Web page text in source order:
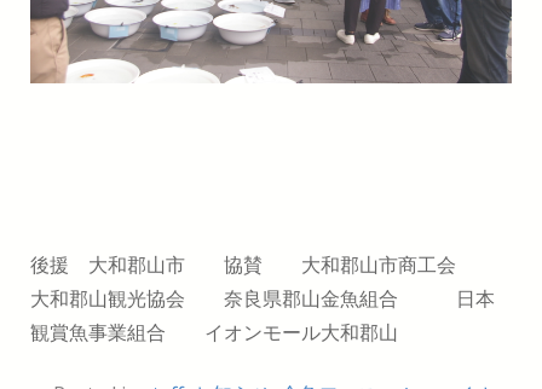
後援 大和郡山市 協賛 大和郡山市商工会
大和郡山観光協会 奈良県郡山金魚組合 日本
観賞魚事業組合 イオンモール大和郡山